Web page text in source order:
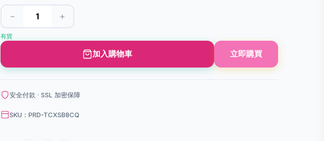
− +
有貨
加入購物車 立即購買
安全付款 · SSL 加密保障
SKU：PRD-TCXSB8CQ